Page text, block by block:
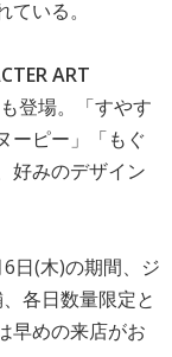
いる。
ART
も登場。「すやす
ーピー」「もぐ
好みのデザイン
日(木)の期間、ジ
各日数量限定と
早めの来店がお